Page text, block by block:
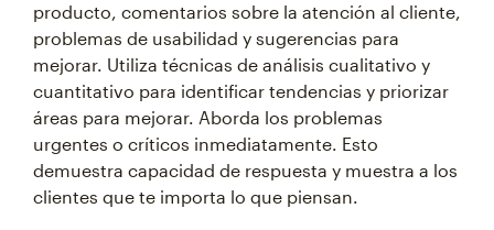
producto, comentarios sobre la atención al cliente,
problemas de usabilidad y sugerencias para
mejorar. Utiliza técnicas de análisis cualitativo y
cuantitativo para identificar tendencias y priorizar
áreas para mejorar. Aborda los problemas
urgentes o críticos inmediatamente. Esto
demuestra capacidad de respuesta y muestra a los
clientes que te importa lo que piensan.